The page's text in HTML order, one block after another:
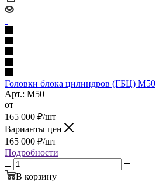
Головки блока цилиндров (ГБЦ) M50
Арт.: M50
от
165 000 ₽/шт
Варианты цен
165 000 ₽/шт
Подробности
В корзину